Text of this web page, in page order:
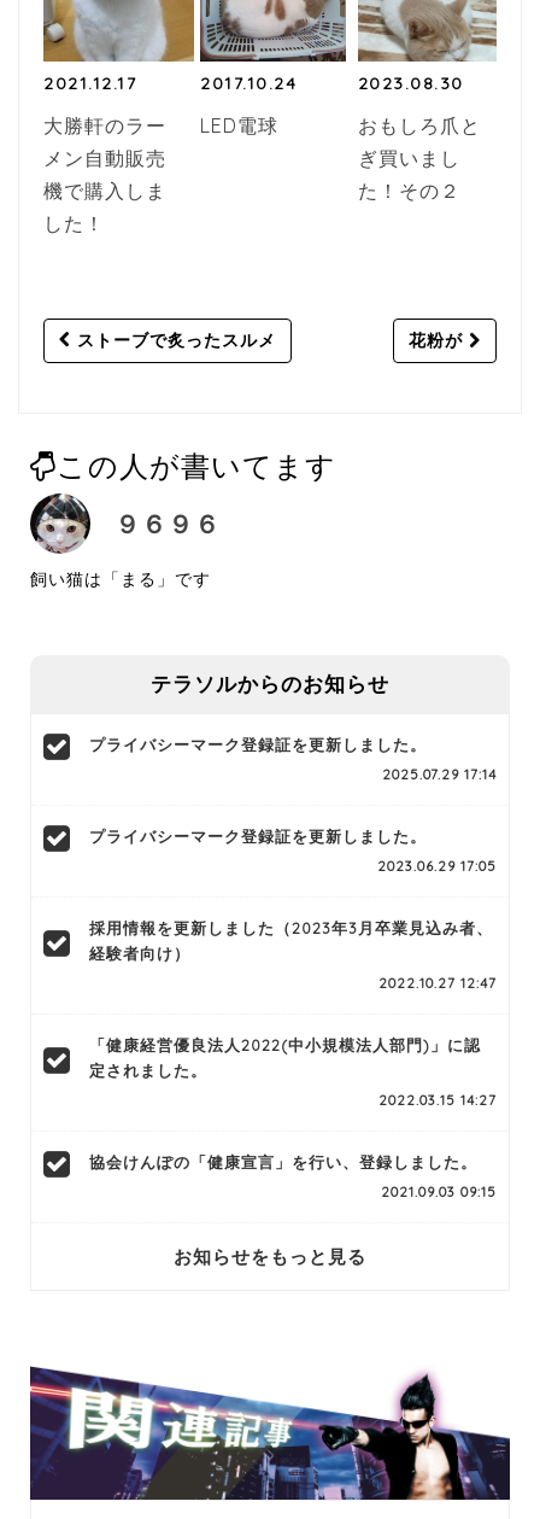
2021.12.17
大勝軒のラー
メン自動販売
機で購入しま
した！
2017.10.24
LED電球
2023.08.30
おもしろ爪と
ぎ買いまし
た！その２
Post
navigation
ストーブで炙ったスルメ 花粉が
この人が書いてます
９６９６
飼い猫は「まる」です
テラソルからのお知らせ
プライバシーマーク登録証を更新しました。
2025.07.29 17:14
プライバシーマーク登録証を更新しました。
2023.06.29 17:05
採用情報を更新しました（2023年3月卒業見込み者、
経験者向け）
2022.10.27 12:47
「健康経営優良法人2022(中小規模法人部門)」に認
定されました。
2022.03.15 14:27
協会けんぽの「健康宣言」を行い、登録しました。
2021.09.03 09:15
お知らせをもっと見る